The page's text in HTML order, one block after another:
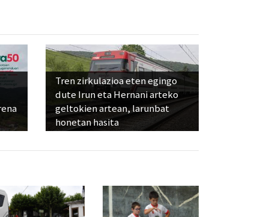
Tren zirkulazioa eten egingo
dute Irun eta Hernani arteko
geltokien artean, larunbat
honetan hasita